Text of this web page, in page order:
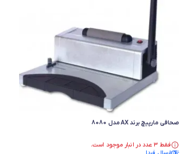
صحافی مارپیچ برند AX مدل 8080
فقط ۳ عدد در انبار موجود است.